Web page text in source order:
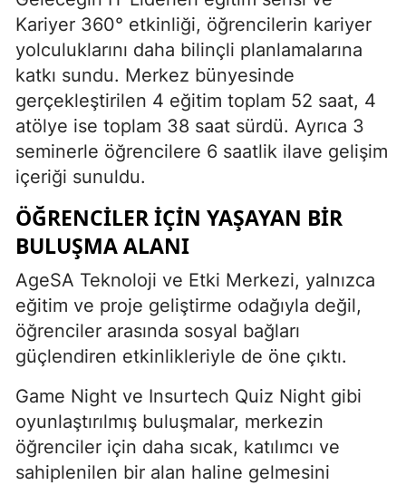
Kariyer 360° etkinliği, öğrencilerin kariyer
yolculuklarını daha bilinçli planlamalarına
katkı sundu. Merkez bünyesinde
gerçekleştirilen 4 eğitim toplam 52 saat, 4
atölye ise toplam 38 saat sürdü. Ayrıca 3
seminerle öğrencilere 6 saatlik ilave gelişim
içeriği sunuldu.
ÖĞRENCILER İÇIN YAŞAYAN BIR
BULUŞMA ALANI
AgeSA Teknoloji ve Etki Merkezi, yalnızca
eğitim ve proje geliştirme odağıyla değil,
öğrenciler arasında sosyal bağları
güçlendiren etkinlikleriyle de öne çıktı.
Game Night ve Insurtech Quiz Night gibi
oyunlaştırılmış buluşmalar, merkezin
öğrenciler için daha sıcak, katılımcı ve
sahiplenilen bir alan haline gelmesini